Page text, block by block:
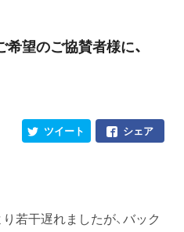
望のご協賛者様に、
シェア
ツイート
若干遅れましたが、バック